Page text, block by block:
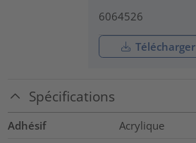
6064526
Télécharger
Spécifications
Adhésif
Acrylique